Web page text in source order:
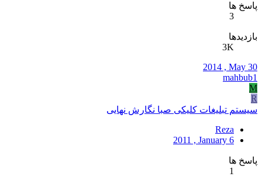
پاسخ ها
3
بازدیدها
3K
2014 , May 30
mahbub1
M
R
سیستم تبلیغات کلیکی صبا نگارش نهایی
Reza
2011 , January 6
پاسخ ها
1